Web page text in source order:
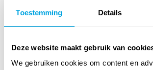
Toestemming Details
Deze website maakt gebruik van
We gebruiken cookies om content en